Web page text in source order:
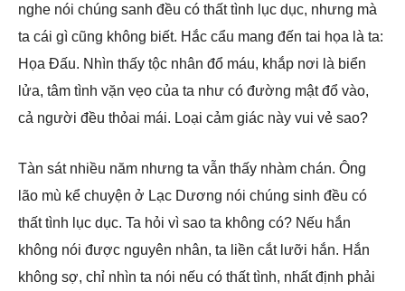
nghe nói chúng sanh đều có thất tình lục dục, nhưng mà
ta cái gì cũng không biết. Hắc cẩu mang đến tai họa là ta:
Họa Đấu. Nhìn thấy tộc nhân đổ máu, khắp nơi là biển
lửa, tâm tình vặn vẹo của ta như có đường mật đổ vào,
cả người đều thỏai mái. Loại cảm giác này vui vẻ sao?
Tàn sát nhiều năm nhưng ta vẫn thấy nhàm chán. Ông
lão mù kể chuyện ở Lạc Dương nói chúng sinh đều có
thất tình lục dục. Ta hỏi vì sao ta không có? Nếu hắn
không nói được nguyên nhân, ta liền cắt lưỡi hắn. Hắn
không sợ, chỉ nhìn ta nói nếu có thất tình, nhất định phải